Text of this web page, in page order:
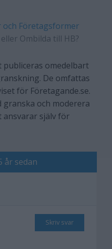
Företagsformer
Ombilda till HB?
publiceras omedelbart
De omfattas
för Företagande.se.
och moderera
ansvarar själv för
år sedan
Skriv svar